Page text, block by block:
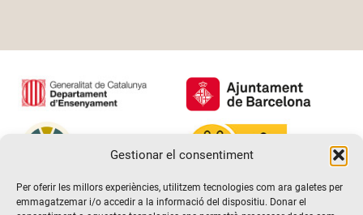
Gestionar el consentiment
Per oferir les millors experiències, utilitzem tecnologies com ara galetes per
emmagatzemar i/o accedir a la informació del dispositiu. Donar el